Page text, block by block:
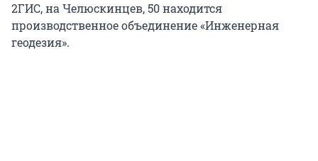
2ГИС, на Челюскинцев, 50 находится
производственное объединение «Инженерная
геодезия».